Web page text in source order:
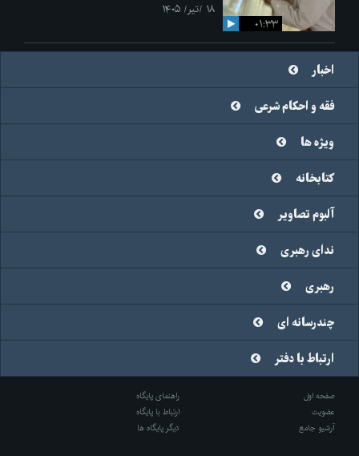
۰۱:۳۳
۱۸ /تیر/ ۱۴۰۵
اخبار
فقه و احکام شرعی
ویژه ها
کتابخانه
آلبوم تصاویر
ندای رهبری
رهبری
چندرسانه ای
ارتباط با دفتر
صفحه اول
راهنمای پایگاه
عضویت
ارتباط با پایگاه
آرشیو جامع
دیگر پایگاه ها